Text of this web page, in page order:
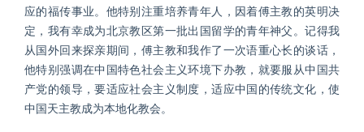
应的福传事业。他特别注重培养青年人，因着傅主教的英明决
定，我有幸成为北京教区第一批出国留学的青年神父。记得我
从国外回来探亲期间，傅主教和我作了一次语重心长的谈话，
他特别强调在中国特色社会主义环境下办教，就要服从中国共
产党的领导，要适应社会主义制度，适应中国的传统文化，使
中国天主教成为本地化教会。